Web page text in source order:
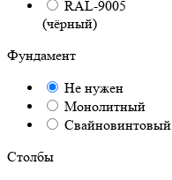
RAL-9005
(чёрный)
Фундамент
Не нужен
Монолитный
Свайновинтовый
Столбы